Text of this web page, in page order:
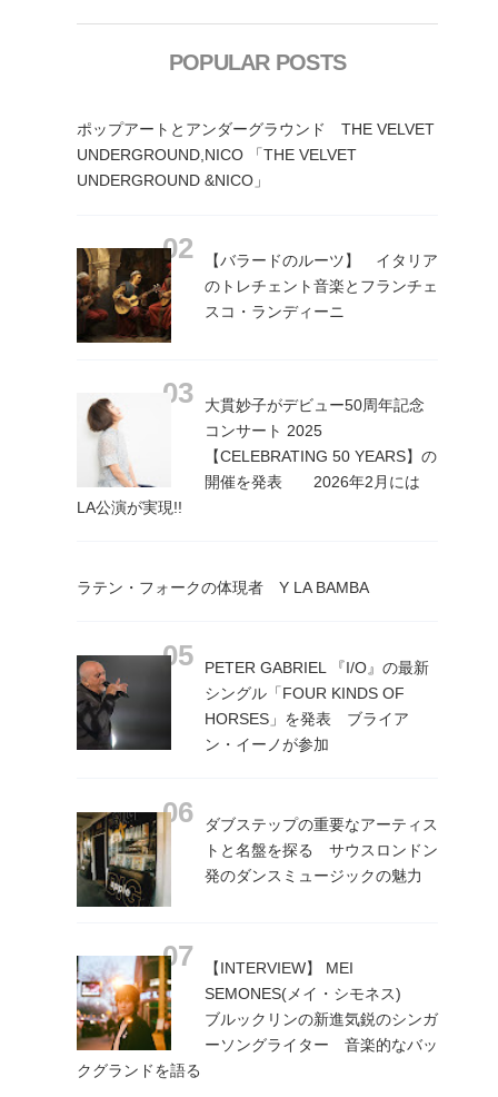
POPULAR POSTS
ポップアートとアンダーグラウンド THE VELVET
UNDERGROUND,NICO 「THE VELVET
UNDERGROUND &NICO」
【バラードのルーツ】 イタリア
のトレチェント音楽とフランチェ
スコ・ランディーニ
大貫妙子がデビュー50周年記念
コンサート 2025
【CELEBRATING 50 YEARS】の
開催を発表 2026年2月には
LA公演が実現!!
ラテン・フォークの体現者 Y LA BAMBA
PETER GABRIEL 『I/O』の最新
シングル「FOUR KINDS OF
HORSES」を発表 ブライア
ン・イーノが参加
ダブステップの重要なアーティス
トと名盤を探る サウスロンドン
発のダンスミュージックの魅力
【INTERVIEW】 MEI
SEMONES(メイ・シモネス)
ブルックリンの新進気鋭のシンガ
ーソングライター 音楽的なバッ
クグランドを語る